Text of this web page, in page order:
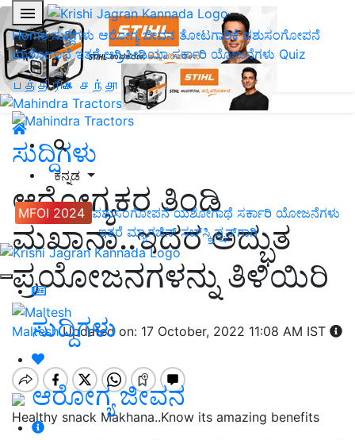
Home ಸುದ್ದಿಗಳು ಆರೋಗ್ಯ ಜೀವನ ತೋಟಗಾರಿಕೆಪಶುಸಂಗೋಪನೆ
ಯಶೋಗಾಥೆ ಇತರೆ ಅಗ್ರಿಪೀಡಿಯಾ ಸರ್ಕಾರಿ ಯೋಜನೆಗಳು Quiz
பத்திரிகை சந்தா
ಕನ್ನಡ
MFOI 2024 ಪಶುಸಂಗೋಪನೆ ಯಶೋಗಾಥೆ ಸರ್ಕಾರಿ ಯೋಜನೆಗಳು
ಇತರೆ ಮ್ಯಾಗಜಿನ್‌ ಸಬ್‌ಸ್ಕ್ರಿಪ್ಷನ್‌ಗಾಗಿ
ಸುದ್ದಿಗಳು
ಆರೋಗ್ಯ ಜೀವನ
ಸುದ್ದಿಗಳು
ಆರೋಗ್ಯಕರ ತಿಂಡಿ
ಮಖಾನಾ..ಇದರ ಅದ್ಭುತ
ಪ್ರಯೋಜನಗಳನ್ನು ತಿಳಿಯಿರಿ
MalteshUpdated on: 17 October, 2022 11:08 AM IST
Healthy snack Makhana..Know its amazing benefits